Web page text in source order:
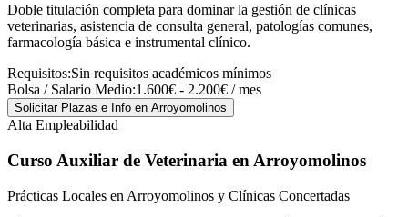
Doble titulación completa para dominar la gestión de clínicas
veterinarias, asistencia de consulta general, patologías comunes,
farmacología básica e instrumental clínico.
Requisitos:Sin requisitos académicos mínimos
Bolsa / Salario Medio:1.600€ - 2.200€ / mes
Solicitar Plazas e Info en Arroyomolinos
Alta Empleabilidad
Curso Auxiliar de Veterinaria en Arroyomolinos
Prácticas Locales en Arroyomolinos y Clínicas Concertadas